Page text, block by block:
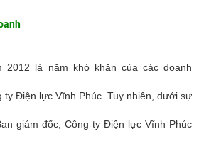
2012 là năm khó khăn của các doanh
ty Điện lực Vĩnh Phúc. Tuy nhiên, dưới sự
giám đốc, Công ty Điện lực Vĩnh Phúc